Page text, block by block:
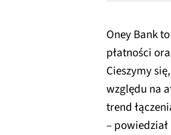
Oney Bank
płatności
Cieszymy
względu na
trend
–powiedział